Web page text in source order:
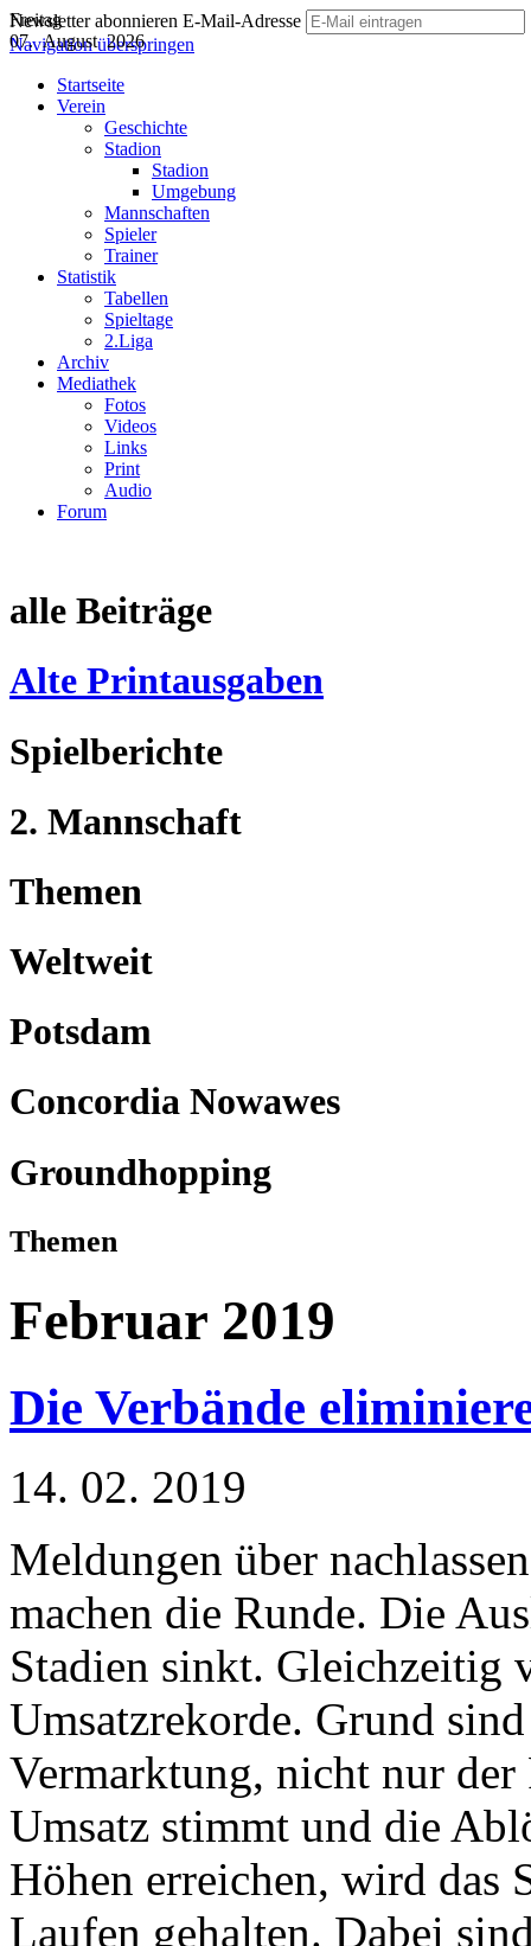
Freitag
07. August 2026
Newsletter abonnieren E-Mail-Adresse
Navigation überspringen
Startseite
Verein
Geschichte
Stadion
Stadion
Umgebung
Mannschaften
Spieler
Trainer
Statistik
Tabellen
Spieltage
2.Liga
Archiv
Mediathek
Fotos
Videos
Links
Print
Audio
Forum
alle Beiträge
Alte Printausgaben
Spielberichte
2. Mannschaft
Themen
Weltweit
Potsdam
Concordia Nowawes
Groundhopping
Themen
Februar 2019
Die Verbände
14. 02. 2019
Meldungen über
machen die Runde. Die
Stadien sinkt. Gleichzeitig
Umsatzrekorde. Grund
Vermarktung, nicht nur der
Umsatz stimmt und die
Höhen erreichen, wird das
Laufen gehalten. Dabei